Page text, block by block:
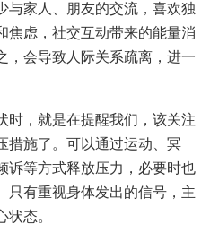
与家人、朋友的交流，喜欢独
焦虑，社交互动带来的能量消
，会导致人际关系疏离，进一
时，就是在提醒我们，该关注
措施了。可以通过运动、冥
诉等方式释放压力，必要时也
只有重视身体发出的信号，主
态。